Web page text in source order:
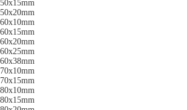
50x15mm
50x20mm
60x10mm
60x15mm
60x20mm
60x25mm
60x38mm
70x10mm
70x15mm
80x10mm
80x15mm